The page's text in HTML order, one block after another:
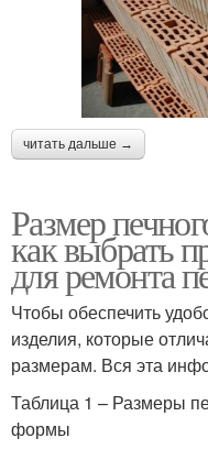
читать дальше →
Размер
как выбрать
для ремонта
Чтобы обеспечить
изделия, которые
размерам. Вся эта
Таблица 1 – Размеры
формы